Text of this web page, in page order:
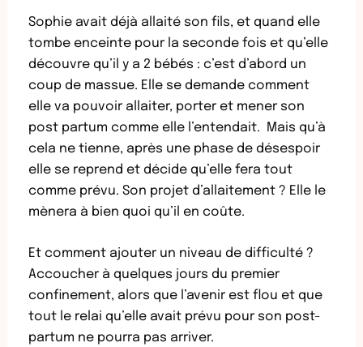
Sophie avait déjà allaité son fils, et quand elle
tombe enceinte pour la seconde fois et qu’elle
découvre qu’il y a 2 bébés : c’est d’abord un
coup de massue. Elle se demande comment
elle va pouvoir allaiter, porter et mener son
post partum comme elle l’entendait. Mais qu’à
cela ne tienne, après une phase de désespoir
elle se reprend et décide qu’elle fera tout
comme prévu. Son projet d’allaitement ? Elle le
mènera à bien quoi qu’il en coûte.
Et comment ajouter un niveau de difficulté ?
Accoucher à quelques jours du premier
confinement, alors que l’avenir est flou et que
tout le relai qu’elle avait prévu pour son post-
partum ne pourra pas arriver.